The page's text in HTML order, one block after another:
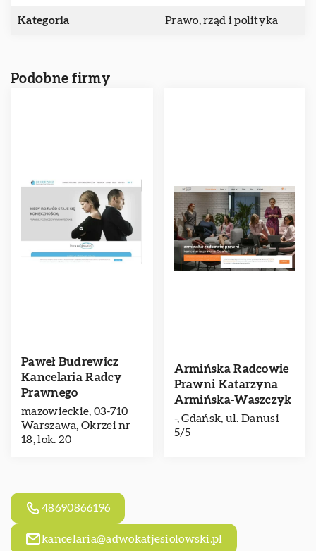
Kategoria Prawo, rząd i polityka
Podobne firmy
Paweł Budrewicz
Kancelaria Radcy
Prawnego
mazowieckie, 03-710
Warszawa, Okrzei nr
18, lok. 20
Armińska Radcowie
Prawni Katarzyna
Armińska-Waszczyk
-, Gdańsk, ul. Danusi
5/5
48690866196
kancelaria@adwokatjesiolowski.pl